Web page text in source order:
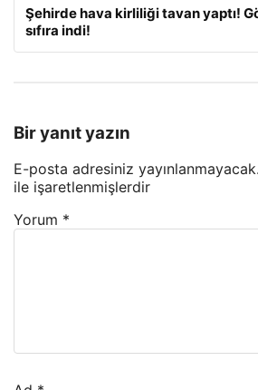
Şehirde hava kirliliği tavan yaptı!
sıfıra indi!
Bir yanıt yazın
E-posta adresiniz yayınlanmayacak.
ile işaretlenmişlerdir
Yorum *